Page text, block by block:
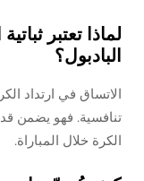
لماذا تعتبر
البادبول؟
الاتساق في ارتداد
تنافسية. فهو يضمن
الكرة خلال المباراة.